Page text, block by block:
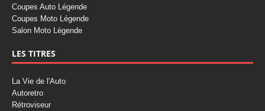
Coupes Auto Légende
Coupes Moto Légende
Salon Moto Légende
LES TITRES
La Vie de l'Auto
Autoretro
Rétroviseur